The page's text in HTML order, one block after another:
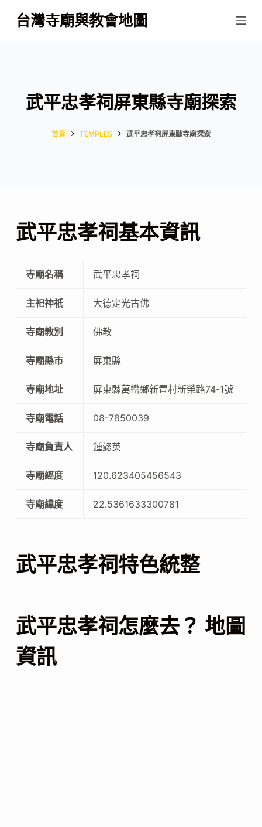
跳
至
台灣寺廟與教會地圖
武平忠孝祠屏東縣寺廟探索
首頁 TEMPLES 武平忠孝祠屏東縣寺廟探索
武平忠孝祠基本資訊
寺廟名稱 武平忠孝祠
主祀神祇 大德定光古佛
寺廟教別 佛教
寺廟縣市 屏東縣
寺廟地址 屏東縣萬巒鄉新置村新榮路74-1號
寺廟電話 08-7850039
寺廟負責人 鍾懿英
寺廟經度 120.623405456543
寺廟緯度 22.5361633300781
武平忠孝祠特色統整
武平忠孝祠怎麼去？ 地圖
資訊